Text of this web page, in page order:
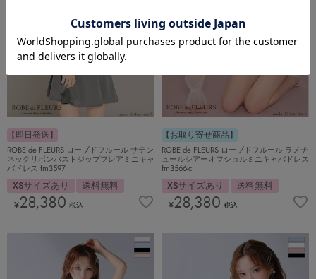
【即日発送】
ROBE de FLEURS ローブドフルール サテン
ネックリボンバストジップフレアミニキャ
バドレス fm3597
XSサイズあり 送料無料
¥28,380 税込
【お取り寄せ商品】
ROBE de FLEURS ローブドフルール ラメチ
ュールシアーオフショルミニキャバドレス
fm3566-c
XSサイズあり 送料無料
¥28,380 税込